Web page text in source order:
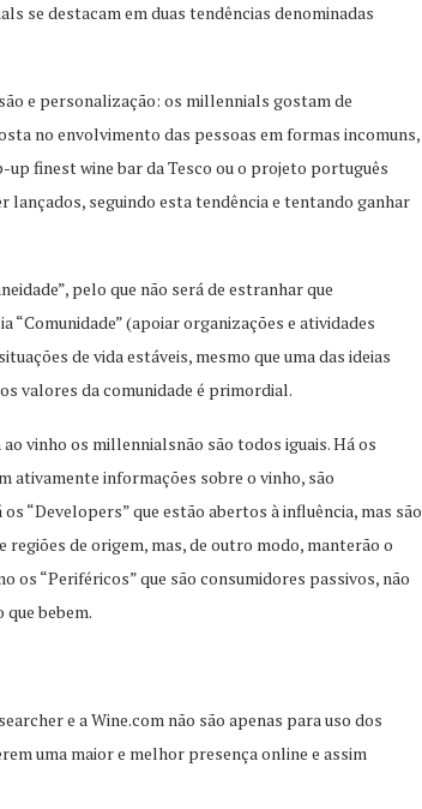
se destacam em duas tendências denominadas
e personalização: os millennials gostam de
no envolvimento das pessoas em formas incomuns,
finest wine bar da Tesco ou o projeto português
lançados, seguindo esta tendência e tentando ganhar
pelo que não será de estranhar que
(apoiar organizações e atividades
de vida estáveis, mesmo que uma das ideias
valores da comunidade é primordial.
vinho os millennialsnão são todos iguais. Há os
ativamente informações sobre o vinho, são
“Developers” que estão abertos à influência, mas são
regiões de origem, mas, de outro modo, manterão o
os “Periféricos” que são consumidores passivos, não
bebem.
e a Wine.com não são apenas para uso dos
uma maior e melhor presença online e assim